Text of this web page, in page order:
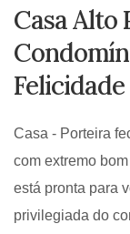
Casa Alto
Felicidade
Casa - Porteira
com extremo
está pronta para
privilegiada do